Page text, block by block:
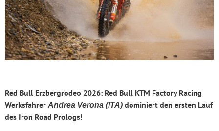
Red Bull Erzbergrodeo 2026: Red Bull KTM Factory Racing
Werksfahrer Andrea Verona (ITA) dominiert den ersten Lauf
des Iron Road Prologs!